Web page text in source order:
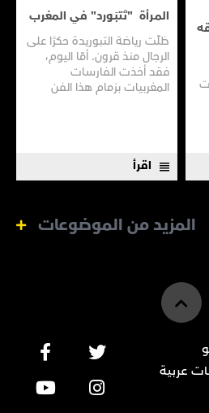
المـرأة "تَتبَـورد" في المغرب
ظلّت رياضة التبوريدة حكرًا على
الرجال منذ قرون. أمّا اليوم،
فقد أخذت الفارسات
المغربيات بزمام هذا الفن
اقرأ
المزيد من الموضوعات
عربية